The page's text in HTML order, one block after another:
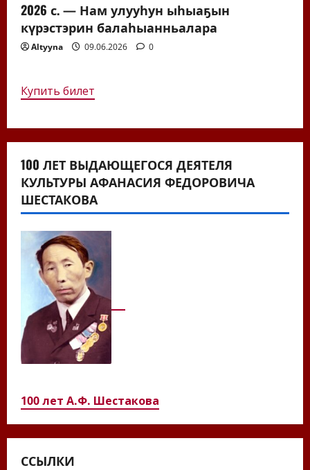
2026 с. — Нам улууһун ыһыаҕын
күрэстэрин балаһыанньалара
Altyyna 09.06.2026 0
Купить билет
100 ЛЕТ ВЫДАЮЩЕГОСЯ ДЕЯТЕЛЯ
КУЛЬТУРЫ АФАНАСИЯ ФЕДОРОВИЧА
ШЕСТАКОВА
100 лет А.Ф. Шестакова
ССЫЛКИ